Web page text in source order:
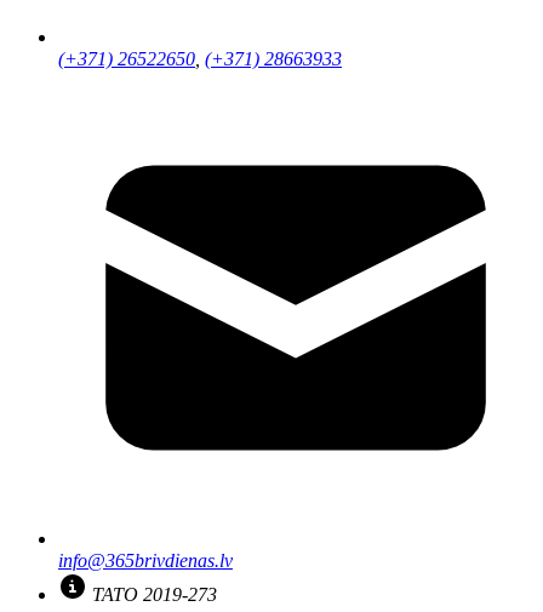
(+371) 26522650, (+371) 28663933
info@365brivdienas.lv
TATO 2019-273